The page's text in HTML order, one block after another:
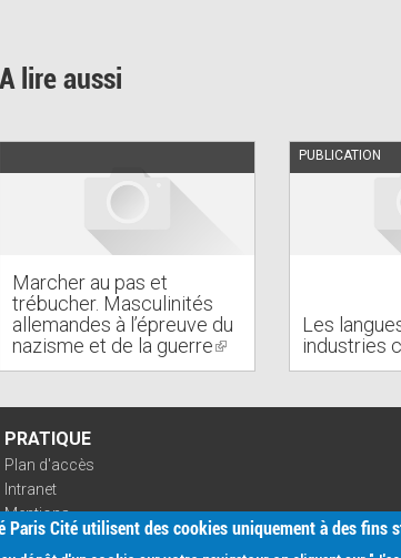
A lire aussi
Marcher au pas et
trébucher. Masculinités
allemandes à l’épreuve du
nazisme et de la guerre(link
is
PUBLICATION
Les
industries
PRATIQUE
Plan d'accès
Intranet
Mentions
légales
Paris Cité utilisent des cookies uniquement à des fins